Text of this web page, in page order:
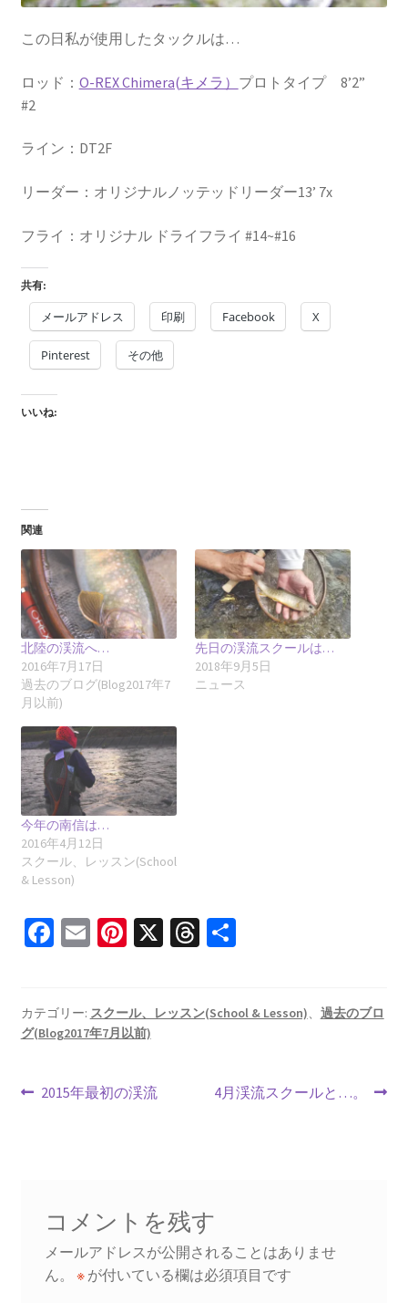
この日私が使用したタックルは…
ロッド： O-REX Chimera(キメラ） プロトタイプ 8’2”
#2
ライン：DT2F
リーダー：オリジナルノッテッドリーダー13’ 7x
フライ：オリジナル ドライフライ #14~#16
共有:
メールアドレス 印刷 Facebook X
Pinterest その他
いいね:
関連
北陸の渓流へ…
2016年7月17日
過去のブログ(Blog2017年7
月以前)
先日の渓流スクールは…
2018年9月5日
ニュース
今年の南信は…
2016年4月12日
スクール、レッスン(School
& Lesson)
Fa
o
o
k
E
l
Pi
es
t
X T
ds
共
カテゴリー: スクール、レッスン(School & Lesson)、 過去のブロ
グ(Blog2017年7月以前)
投
ゲ
ー
前
2015年最初の渓流
次
4月渓流スクールと…。
コメントを残す
メールアドレスが公開されることはありませ
ん。
※が付いている欄は必須項目です